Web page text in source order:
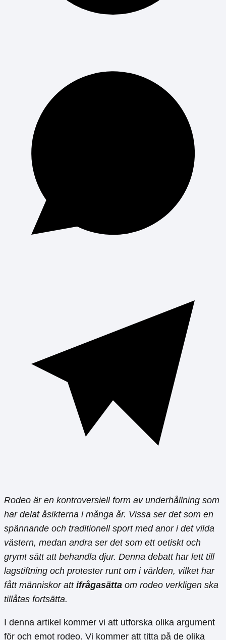
Rodeo är en kontroversiell form av underhållning som
har delat åsikterna i många år. Vissa ser det som en
spännande och traditionell sport med anor i det vilda
västern, medan andra ser det som ett oetiskt och
grymt sätt att behandla djur. Denna debatt har lett till
lagstiftning och protester runt om i världen, vilket har
fått människor att ifrågasätta om rodeo verkligen ska
tillåtas fortsätta.
I denna artikel kommer vi att utforska olika argument
för och emot rodeo. Vi kommer att titta på de olika